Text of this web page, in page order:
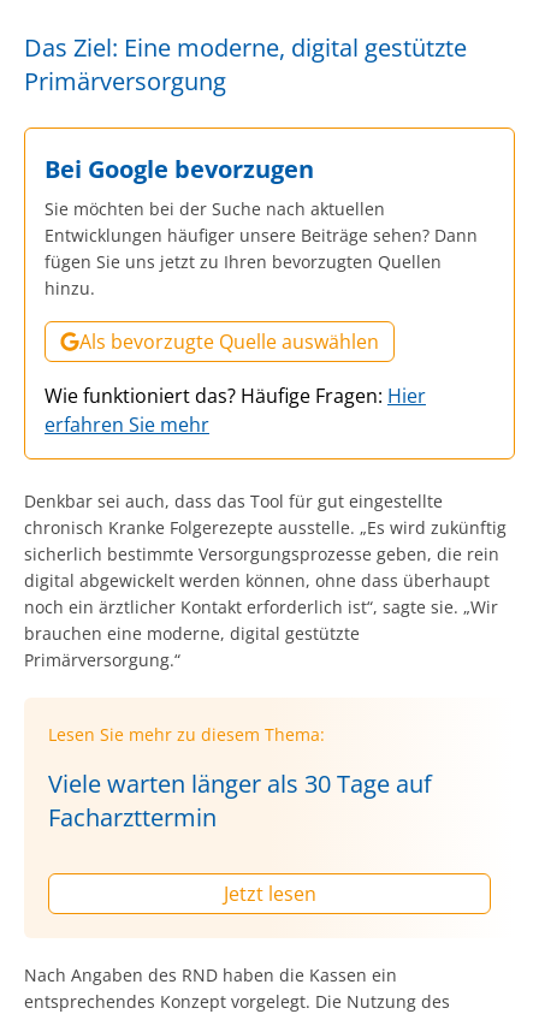
Das Ziel: Eine moderne, digital gestützte
Primärversorgung
Bei Google bevorzugen
Sie möchten bei der Suche nach aktuellen
Entwicklungen häufiger unsere Beiträge sehen? Dann
fügen Sie uns jetzt zu Ihren bevorzugten Quellen
hinzu.
Als bevorzugte Quelle auswählen
Wie funktioniert das? Häufige Fragen: Hier
erfahren Sie mehr
Denkbar sei auch, dass das Tool für gut eingestellte
chronisch Kranke Folgerezepte ausstelle. „Es wird zukünftig
sicherlich bestimmte Versorgungsprozesse geben, die rein
digital abgewickelt werden können, ohne dass überhaupt
noch ein ärztlicher Kontakt erforderlich ist“, sagte sie. „Wir
brauchen eine moderne, digital gestützte
Primärversorgung.“
Lesen Sie mehr zu diesem Thema:
Viele warten länger als 30 Tage auf
Facharzttermin
Jetzt lesen
Nach Angaben des RND haben die Kassen ein
entsprechendes Konzept vorgelegt. Die Nutzung des